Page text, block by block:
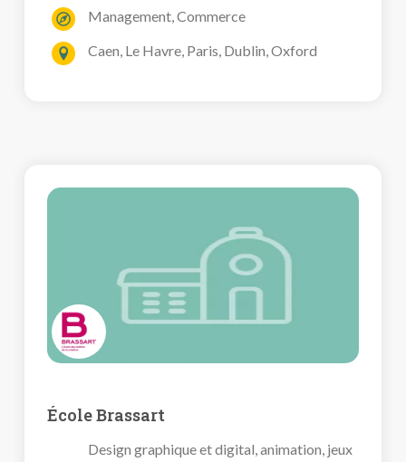
Management, Commerce
Caen, Le Havre, Paris, Dublin, Oxford
École Brassart
Design graphique et digital, animation, jeux